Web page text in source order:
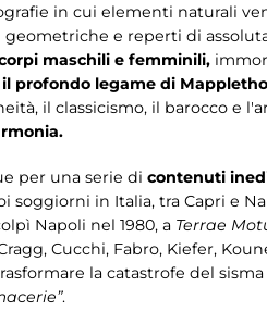
in cui elementi naturali
e reperti di
maschili e femminili,
il profondo legame di
il classicismo, il barocco e
per una serie di contenuti
soggiorni in Italia, tra Capri e
Napoli nel 1980, a Terrae
Cucchi, Fabro, Kiefer,
la catastrofe del sisma
.